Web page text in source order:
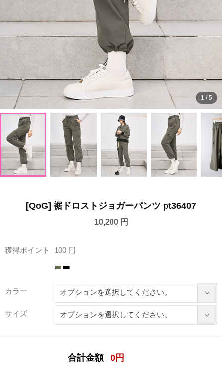
1 /5
[QoG] 裾ドロストジョガーパンツ pt36407
10,200 円
獲得ポイント 100 円
カラー
サイズ
合計金額 0 円